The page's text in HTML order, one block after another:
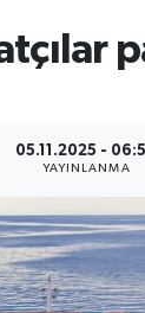
05.11.2025 -
YAYINLANMA